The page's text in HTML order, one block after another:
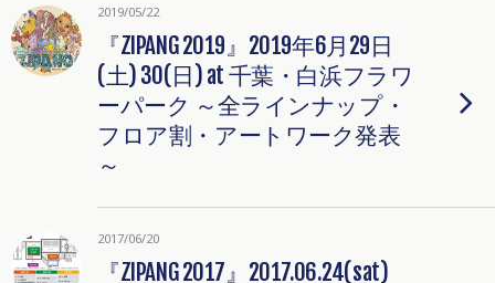
2019/05/22
『ZIPANG 2019』2019年6月29日
(土) 30(日) at 千葉・白浜フラワ
ーパーク ～全ラインナップ・
フロア割・アートワーク発表
～
2017/06/20
『ZIPANG 2017』2017.06.24(sat)